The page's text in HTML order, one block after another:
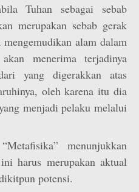
Tuhan sebagai sebab
merupakan sebab gerak
alam dalam
menerima terjadinya
yang digerakkan atas
oleh karena itu dia
menjadi pelaku melalui
menunjukkan
harus merupakan aktual
potensi.